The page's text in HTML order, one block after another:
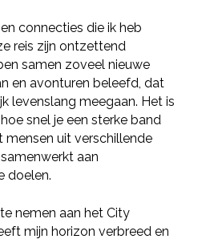
connecties die ik heb
reis zijn ontzettend
samen zoveel nieuwe
en avonturen beleefd, dat
levenslang meegaan. Het is
snel je een sterke band
uit verschillende
aan
doelen.
nemen aan het City
mijn horizon verbreed en